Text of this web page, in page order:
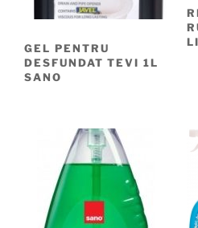
GEL PENTRU
DESFUNDAT TEVI 1L
SANO